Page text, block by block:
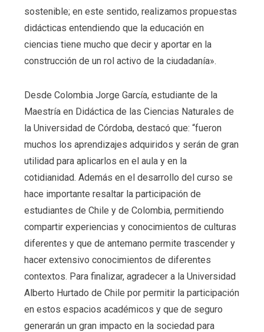
sostenible; en este sentido, realizamos propuestas
didácticas entendiendo que la educación en
ciencias tiene mucho que decir y aportar en la
construcción de un rol activo de la ciudadanía».
Desde Colombia Jorge García, estudiante de la
Maestría en Didáctica de las Ciencias Naturales de
la Universidad de Córdoba, destacó que: “fueron
muchos los aprendizajes adquiridos y serán de gran
utilidad para aplicarlos en el aula y en la
cotidianidad. Además en el desarrollo del curso se
hace importante resaltar la participación de
estudiantes de Chile y de Colombia, permitiendo
compartir experiencias y conocimientos de culturas
diferentes y que de antemano permite trascender y
hacer extensivo conocimientos de diferentes
contextos. Para finalizar, agradecer a la Universidad
Alberto Hurtado de Chile por permitir la participación
en estos espacios académicos y que de seguro
generarán un gran impacto en la sociedad para